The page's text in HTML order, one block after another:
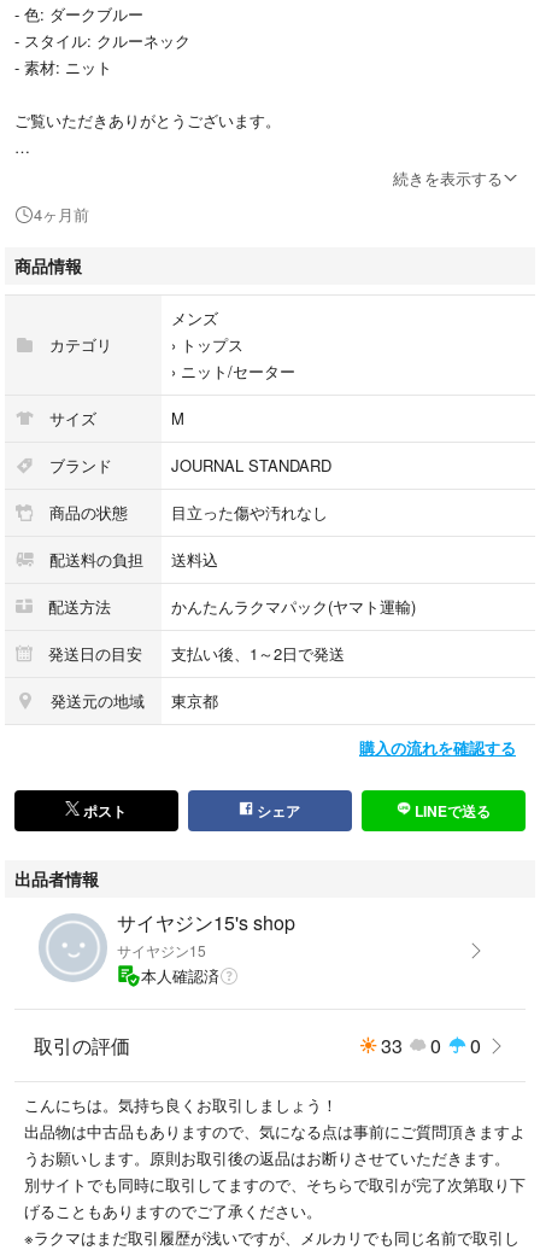
- 色: ダークブルー
- スタイル: クルーネック
- 素材: ニット
ご覧いただきありがとうございます。
うな生地感で気に入っていたのでふが、サイズが私には少し小さく、あま
り着る機会が無かったため出品します。
身幅:48cm
続きを表示する
4ヶ月前
商品情報
カテゴリ
メンズ
› トップス
› ニット/セーター
サイズ M
ブランド JOURNAL STANDARD
商品の状態 目立った傷や汚れなし
配送料の負担 送料込
配送方法 かんたんラクマパック(ヤマト運輸)
発送日の目安 支払い後、1～2日で発送
発送元の地域 東京都
購入の流れを確認する
ポスト シェア LINEで送る
出品者情報
サイヤジン15's shop
サイヤジン15
本人確認済
取引の評価 33 0 0
こんにちは。気持ち良くお取引しましょう！
出品物は中古品もありますので、気になる点は事前にご質問頂きますよ
うお願いします。原則お取引後の返品はお断りさせていただきます。
別サイトでも同時に取引してますので、そちらで取引が完了次第取り下
げることもありますのでご了承ください。
※ラクマはまだ取引履歴が浅いですが、メルカリでも同じ名前で取引し